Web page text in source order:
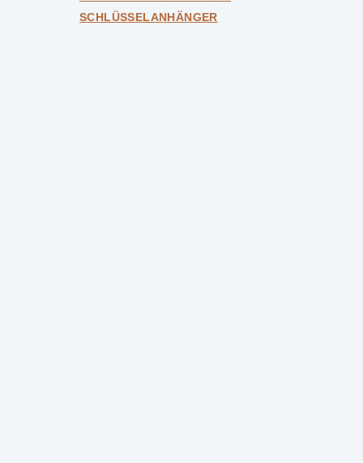
SCHLÜSSELANHÄNGER